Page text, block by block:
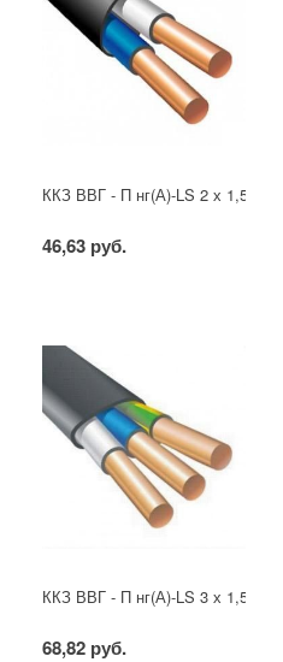
ККЗ ВВГ - П нг(А)-LS 2 х 1,5 ГОСТ
46,63 руб.
ККЗ ВВГ - П нг(А)-LS 3 х 1,5 ГОСТ
68,82 руб.